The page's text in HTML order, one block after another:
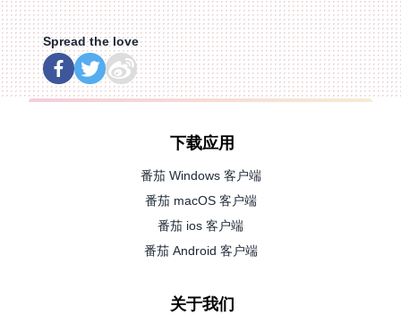
Spread the love
下载应用
番茄 Windows 客户端
番茄 macOS 客户端
番茄 ios 客户端
番茄 Android 客户端
关于我们